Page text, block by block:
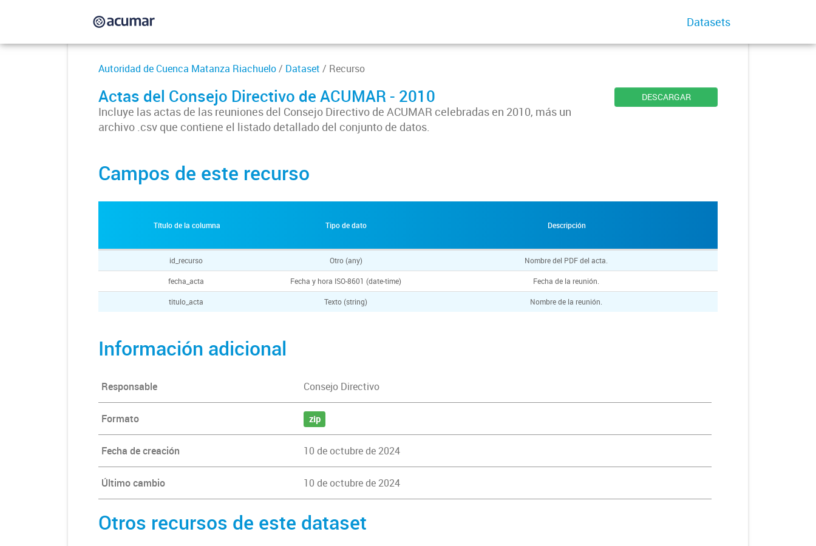
Datasets
Autoridad de Cuenca Matanza Riachuelo/ Dataset / Recurso
Actas del Consejo Directivo de ACUMAR - 2010
Incluye las actas de las reuniones del Consejo Directivo de ACUMAR celebradas en 2010, más un
archivo .csv que contiene el listado detallado del conjunto de datos.
DESCARGAR
Campos de este recurso
Título de la columna Tipo de dato Descripción
id_recurso Otro (any) Nombre del PDF del acta.
fecha_acta Fecha y hora ISO-8601 (date-time) Fecha de la reunión.
titulo_acta Texto (string) Nombre de la reunión.
Información adicional
Responsable Consejo Directivo
Formato zip
Fecha de creación 10 de octubre de 2024
Último cambio 10 de octubre de 2024
Otros recursos de este dataset